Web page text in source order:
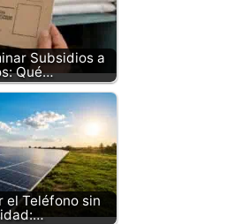
Subsidios a
Qué…
el Teléfono sin